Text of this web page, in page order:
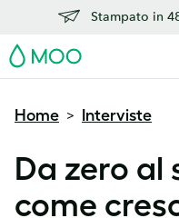
Stampato in
MOO
Home > Interviste
Da zero al
come